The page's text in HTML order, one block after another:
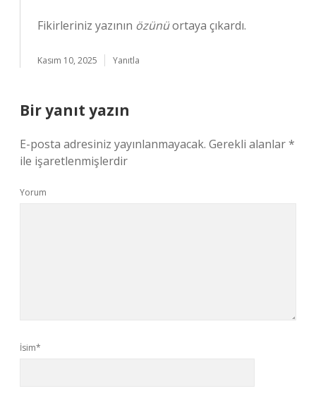
Fikirleriniz yazının özünüortaya çıkardı.
Kasım 10, 2025 Yanıtla
Bir yanıt yazın
E-posta adresiniz yayınlanmayacak. Gerekli alanlar*
ile işaretlenmişlerdir
Yorum
İsim*